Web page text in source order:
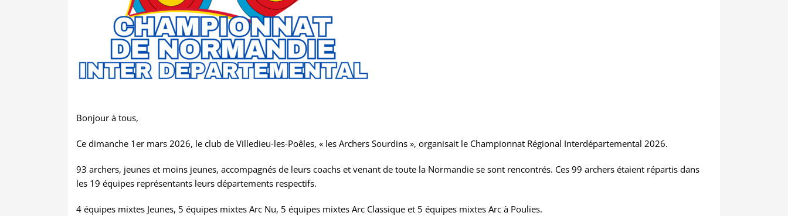
Bonjour à tous,
Ce dimanche 1er mars 2026, le club de Villedieu-les-Poêles, « les Archers Sourdins », organisait le Championnat Régional Interdépartemental 2026.
93 archers, jeunes et moins jeunes, accompagnés de leurs coachs et venant de toute la Normandie se sont rencontrés. Ces 99 archers étaient répartis dans
les 19 équipes représentants leurs départements respectifs.
4 équipes mixtes Jeunes, 5 équipes mixtes Arc Nu, 5 équipes mixtes Arc Classique et 5 équipes mixtes Arc à Poulies.